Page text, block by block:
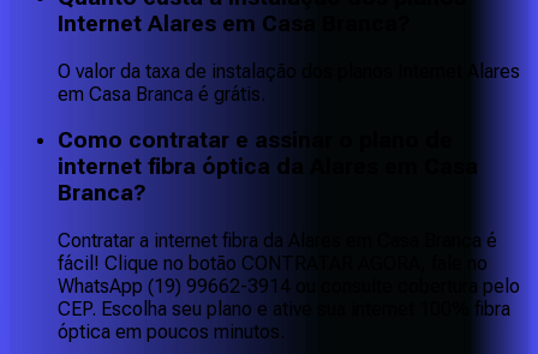
Internet Alares em Casa Branca?
O valor da taxa de instalação dos planos Internet Alares
em Casa Branca é grátis.
Como contratar e assinar o plano de
internet fibra óptica da Alares em Casa
Branca?
Contratar a internet fibra da Alares em Casa Branca é
fácil! Clique no botão CONTRATAR AGORA, fale no
WhatsApp (19) 99662-3914 ou consulte cobertura pelo
CEP. Escolha seu plano e ative sua internet 100% fibra
óptica em poucos minutos.